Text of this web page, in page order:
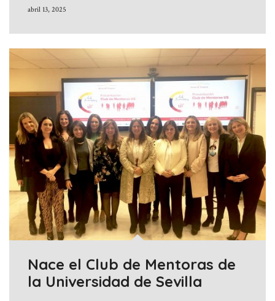
abril 13, 2025
Nace el Club de Mentoras de
la Universidad de Sevilla